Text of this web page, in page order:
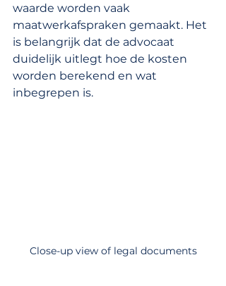
waarde worden vaak
maatwerkafspraken gemaakt. Het
is belangrijk dat de advocaat
duidelijk uitlegt hoe de kosten
worden berekend en wat
inbegrepen is.
Close-up view of legal documents